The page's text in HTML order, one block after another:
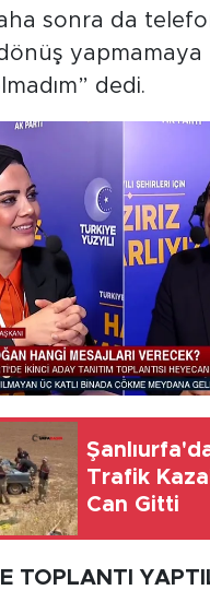
sonra da
yapmamaya
dedi.
Trafik
Can Gitti
TOPLANTI